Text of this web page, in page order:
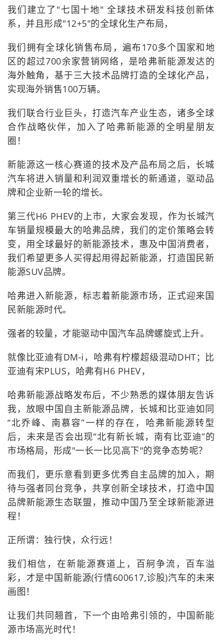
我们建立了"七国十地" 全球技术研发科技创新体
系，并且形成"12+5"的全球化生产布局，
我们拥有全球化销售布局，遍布170多个国家和地
区的超过700余家营销网络，是哈弗新能源发达的
海外触角，基于三大技术品牌打造的全球化产品，
实现海外销售100万辆。
我们联合行业巨头，打造汽车产业生态，诸多全球
合作战略伙伴，加入了哈弗新能源的全明星朋友
圈！
新能源这一核心赛道的技术及产品布局之后，长城
汽车将进入销量和利润双重增长的新通道，驱动品
牌和企业新一轮的增长。
第三代H6 PHEV的上市，大家会发现，作为长城汽
车销量规模最大的哈弗品牌，我们的定价策略会转
变，用全球最好的新能源技术，惠及中国消费者，
我们希望更多人买得起用得起新能源，打造国民新
能源SUV品牌。
哈弗进入新能源，标志着新能源市场，正式迎来国
民新能源时代。
强者的较量，才能驱动中国汽车品牌螺旋式上升。
就像比亚迪有DM-i，哈弗有柠檬超级混动DHT；比
亚迪有宋PLUS，哈弗有H6 PHEV，
哈弗新能源战略发布后，不少熟悉的媒体朋友告诉
我，放眼中国自主新能源品牌，长城和比亚迪如同
“北乔峰、南慕容”一样的存在，哈弗新能源转型
后，未来是否会出现“北有新长城，南有比亚迪”的
市场格局，形成"一长一比见高下"的竞争态势呢？
而我们，更乐意看到更多优秀自主品牌的加入，期
待与强者同台竞争，共享创新全球技术，打造中国
品牌新能源生态联盟，推动中国乃至全球新能源进
程！
正所谓：独行快，众行远！
我们相信，在新能源赛道上，百舸争流，百车溢
彩，才是中国新能源(行情600617,诊股)汽车的未来
画图！
让我们共同翘首，下一个由哈弗引领的，中国新能
源市场高光时代！